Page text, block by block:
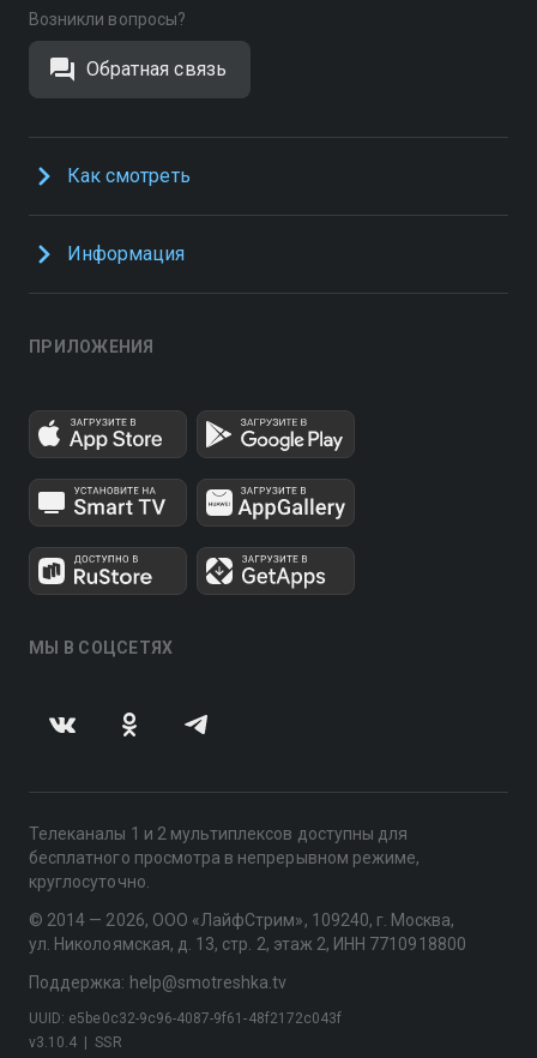
Возникли вопросы?
Обратная связь
Как смотреть
Информация
ПРИЛОЖЕНИЯ
МЫ В СОЦСЕТЯХ
Телеканалы 1 и 2 мультиплексов доступны для
бесплатного просмотра в непрерывном режиме,
круглосуточно.
© 2014 — 2026, ООО «ЛайфСтрим», 109240, г. Москва,
ул. Николоямская, д. 13, стр. 2, этаж 2, ИНН 7710918800
Поддержка: help@smotreshka.tv
v3.10.4 SSR
UUID: e5be0c32-9c96-4087-9f61-48f2172c043f